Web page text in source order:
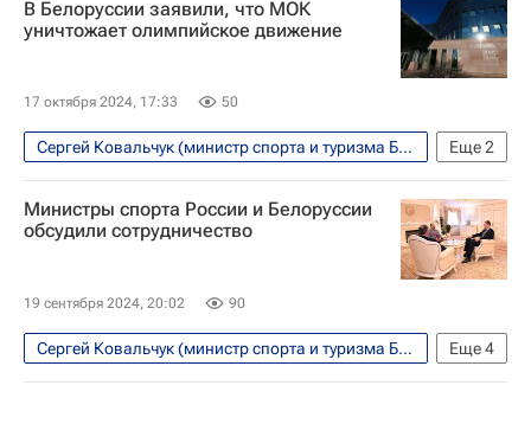
Белоруссия
Россия Казань
Международная федерация гимнастики (FIG)
БРИКС
В Белоруссии заявили, что МОК
уничтожает олимпийское движение
17 октября 2024, 17:33 50
Еще2
Сергей Ковальчук (министр спорта и туризма Белоруссии)
Спорт
Международный олимпийский комитет (МОК)
Министры спорта России и Белоруссии
обсудили сотрудничество
19 сентября 2024, 20:02 90
Еще4
Сергей Ковальчук (министр спорта и туризма Белоруссии)
Михаил Дегтярев
НОК
Спорт